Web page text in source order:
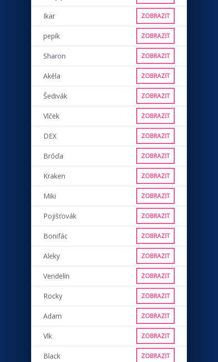
Ikar ZOBRAZIT
pepík ZOBRAZIT
Sharon ZOBRAZIT
Akéla ZOBRAZIT
Šedivák ZOBRAZIT
Vlček ZOBRAZIT
DEX ZOBRAZIT
Bróďa ZOBRAZIT
Kraken ZOBRAZIT
Miki ZOBRAZIT
Pojišťovák ZOBRAZIT
Bonifác ZOBRAZIT
Aleky ZOBRAZIT
Vendelín ZOBRAZIT
Rocky ZOBRAZIT
Adam ZOBRAZIT
Vlk ZOBRAZIT
Black ZOBRAZIT